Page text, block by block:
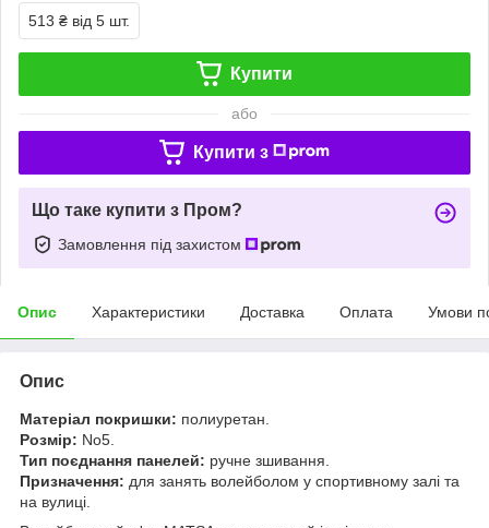
513 ₴ від 5 шт.
Купити
або
Купити з
Що таке купити з Пром?
Замовлення під захистом
Опис Характеристики Доставка Оплата Умови
Опис
Матеріал покришки: полиуретан.
Розмір: No5.
Тип поєднання панелей: ручне зшивання
Призначення: для занять волейболом у спортивному залі та
на вулиці.